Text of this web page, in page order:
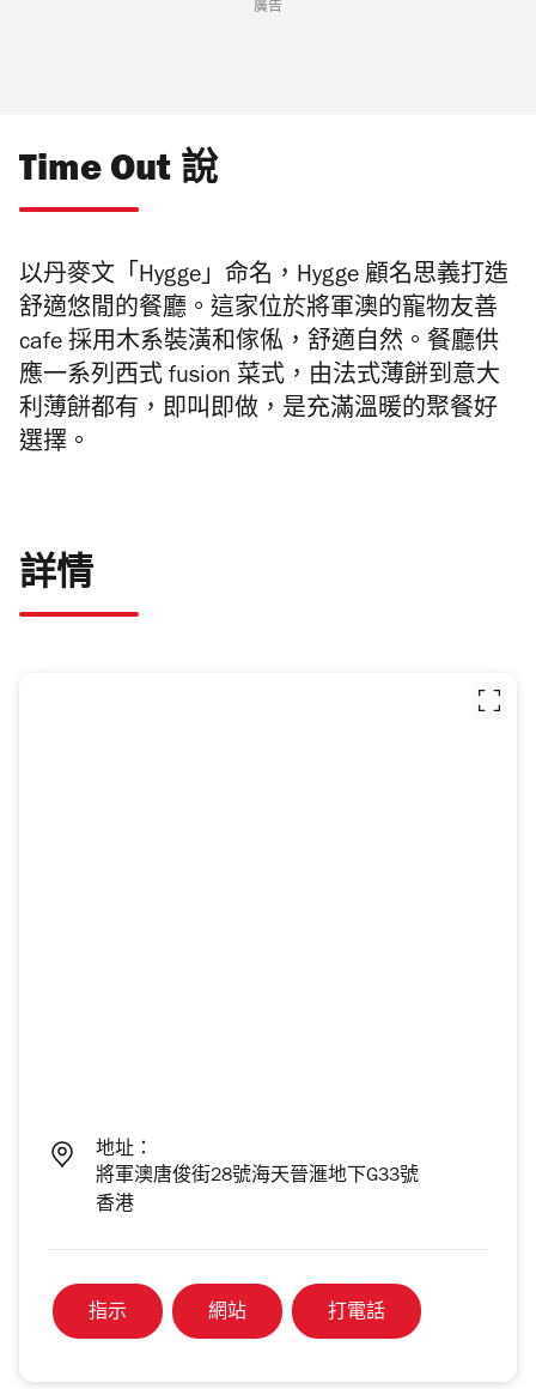
廣告
Time Out 說
以丹麥文「Hygge」命名，Hygge 顧名思義打造
舒適悠閒的餐廳。這家位於將軍澳的寵物友善
cafe 採用木系裝潢和傢俬，舒適自然。餐廳供
應一系列西式 fusion 菜式，由法式薄餅到意大
利薄餅都有，即叫即做，是充滿溫暖的聚餐好
選擇。
詳情
地址：
將軍澳唐俊街28號海天晉滙地下G33號
香港
指示 網站 打電話